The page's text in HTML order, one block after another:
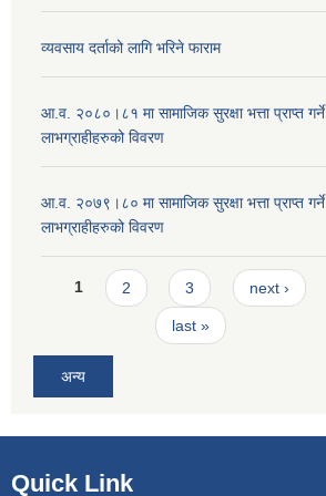
व्यवसाय दर्ताको लागि भरिने फाराम
आ.व. २०८०।८१ मा सामाजिक सुरक्षा भत्ता प्राप्त गर्ने
लाभग्राहीहरुको विवरण
आ.व. २०७९।८० मा सामाजिक सुरक्षा भत्ता प्राप्त गर्ने
लाभग्राहीहरुको विवरण
Pages
1 2 3 next ›
last »
अन्य
Quick Link